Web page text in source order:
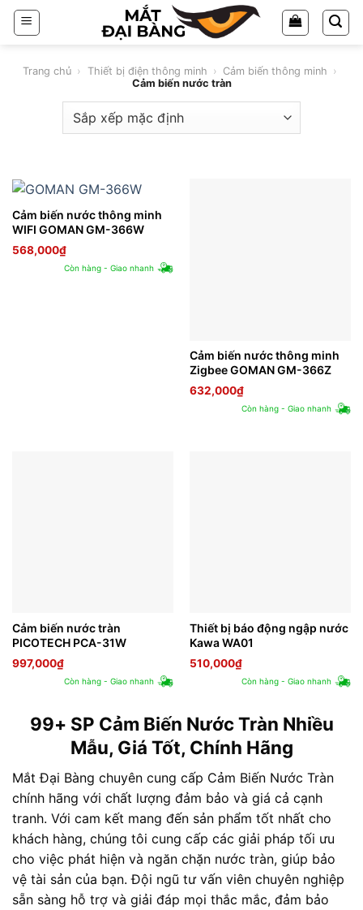
Chuyển
đến
dungTrang chủ › Thiết bị điện thông minh › Cảm biến thông minh ›
Cảm biến nước tràn
Cảm biến nước thông minh
WIFI GOMAN GM-366W
568,000₫
Còn hàng - Giao nhanh
Cảm biến nước thông minh
Zigbee GOMAN GM-366Z
632,000₫
Còn hàng - Giao nhanh
Cảm biến nước tràn
PICOTECH PCA-31W
997,000₫
Còn hàng - Giao nhanh
Thiết bị báo động ngập nước
Kawa WA01
510,000₫
Còn hàng - Giao nhanh
99+ SP Cảm Biến Nước Tràn Nhiều
Mẫu, Giá Tốt, Chính Hãng
Mắt Đại Bàng chuyên cung cấp Cảm Biến Nước Tràn
chính hãng với chất lượng đảm bảo và giá cả cạnh
tranh. Với cam kết mang đến sản phẩm tốt nhất cho
khách hàng, chúng tôi cung cấp các giải pháp tối ưu
cho việc phát hiện và ngăn chặn nước tràn, giúp bảo
vệ tài sản của bạn. Đội ngũ tư vấn viên chuyên nghiệp
sẵn sàng hỗ trợ và giải đáp mọi thắc mắc, đảm bảo